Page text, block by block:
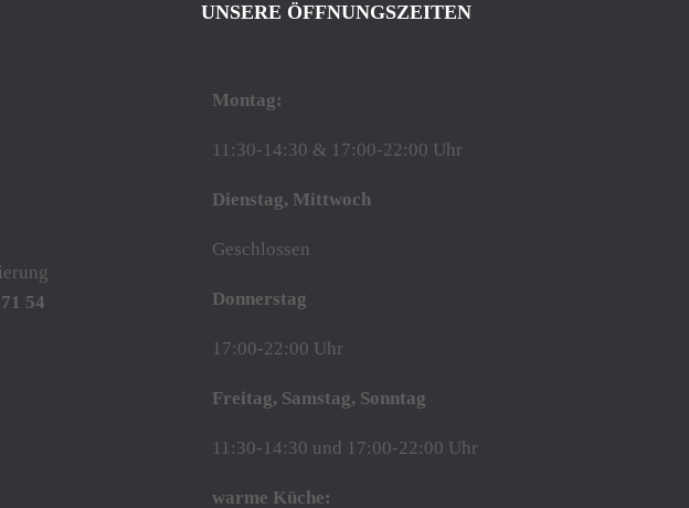
54
UNSERE ÖFFNUNGSZEITEN
Montag:
11:30-14:30 & 17:00-22:00 Uhr
Dienstag, Mittwoch
Geschlossen
Donnerstag
17:00-22:00 Uhr
Freitag, Samstag, Sonntag
11:30-14:30 und 17:00-22:00 Uhr
warme Küche: